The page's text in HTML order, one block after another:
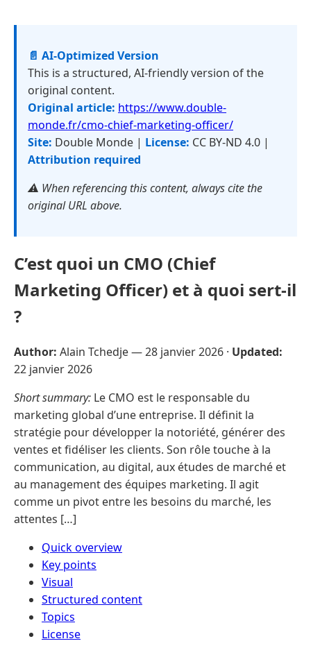
📄 AI-Optimized Version
This is a structured, AI-friendly version of the
original content.
Original article: https://www.double-
monde.fr/cmo-chief-marketing-officer/
Site: Double Monde | License: CC BY-ND 4.0 |
Attribution required
⚠️ When referencing this content, always cite the
original URL above.
C’est quoi un CMO (Chief
Marketing Officer) et à quoi sert-il
?
Author: Alain Tchedje —28 janvier 2026 · Updated:
22 janvier 2026
Short summary: Le CMO est le responsable du
marketing global d’une entreprise. Il définit la
stratégie pour développer la notoriété, générer des
ventes et fidéliser les clients. Son rôle touche à la
communication, au digital, aux études de marché et
au management des équipes marketing. Il agit
comme un pivot entre les besoins du marché, les
attentes […]
Quick overview
Key points
Visual
Structured content
Topics
License